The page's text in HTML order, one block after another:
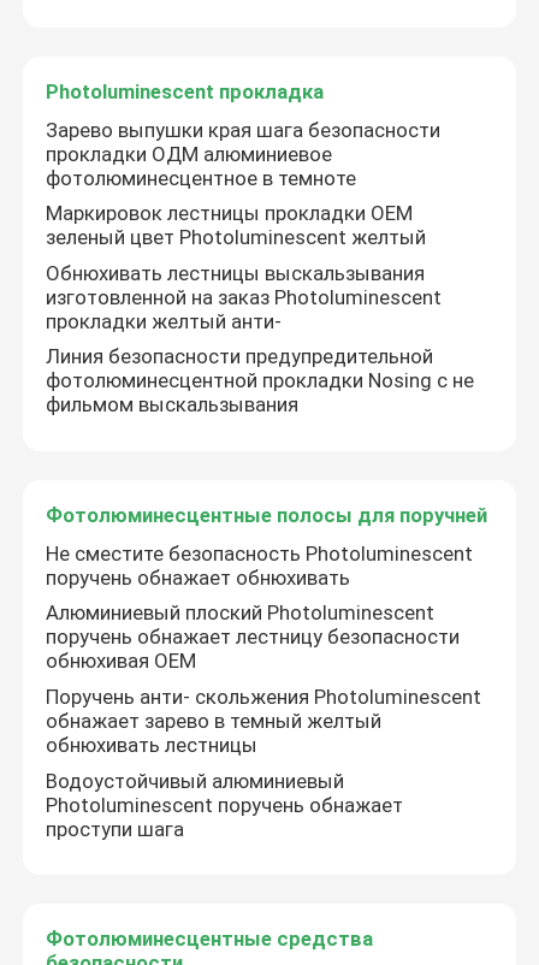
контактные данные
Отправить запрос
Фотолюминесцентные вывески
Photoluminescent знак выхода безопасности
Фотолюминесцентное покрытие лестницы
Фотолюминесцентная маркировка путей выхода
Светящие маркировки пути выхода
Photoluminescent прокладка
Фотолюминесцентные средства безопасности
Photoluminescent прокладка
Зарево выпушки края шага безопасности
прокладки ОДМ алюминиевое
фотолюминесцентное в темноте
Маркировок лестницы прокладки OEM
зеленый цвет Photoluminescent желтый
Обнюхивать лестницы выскальзывания
изготовленной на заказ Photoluminescent
прокладки желтый анти-
Линия безопасности предупредительной
фотолюминесцентной прокладки Nosing с не
фильмом выскальзывания
Фотолюминесцентные полосы для поручней
Не сместите безопасность Photoluminescent
поручень обнажает обнюхивать
Алюминиевый плоский Photoluminescent
поручень обнажает лестницу безопасности
обнюхивая OEM
Поручень анти- скольжения Photoluminescent
обнажает зарево в темный желтый
обнюхивать лестницы
Водоустойчивый алюминиевый
Photoluminescent поручень обнажает
проступи шага
Фотолюминесцентные средства